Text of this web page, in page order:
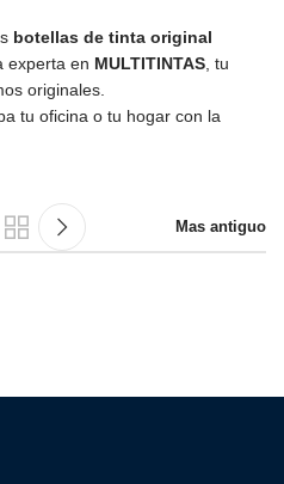
botellas de tinta original
experta en MULTITINTAS , tu
originales.
tu oficina o tu hogar con la
Mas antiguo